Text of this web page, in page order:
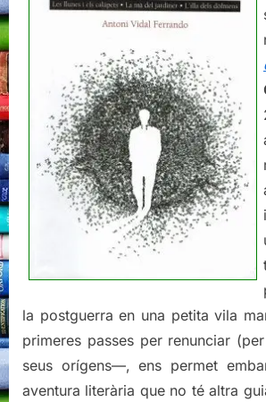
la postguerra en una petita vila
primeres passes per renunciar
seus orígens—, ens permet
aventura literària que no té altra